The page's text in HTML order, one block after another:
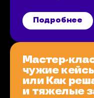
Подробнее
Мастер-
чужие
или Как
и тяжелые